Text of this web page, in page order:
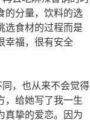
的分量，饮料的选
选食材的过程而是
幸福，很有安全
，也从来不会觉得
，给她写了我一生
真挚的爱恋。因为